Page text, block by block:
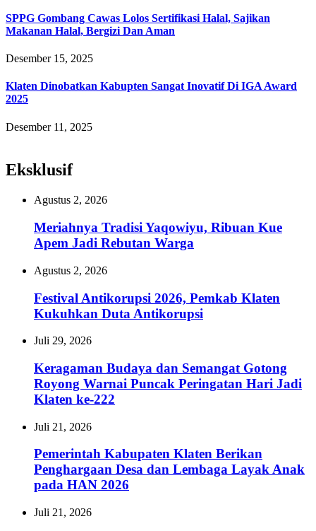
SPPG Gombang Cawas Lolos Sertifikasi Halal, Sajikan
Makanan Halal, Bergizi Dan Aman
Desember 15, 2025
Klaten Dinobatkan Kabupten Sangat Inovatif Di IGA Award
2025
Desember 11, 2025
Eksklusif
Agustus 2, 2026
Meriahnya Tradisi Yaqowiyu, Ribuan Kue
Apem Jadi Rebutan Warga
Agustus 2, 2026
Festival Antikorupsi 2026, Pemkab Klaten
Kukuhkan Duta Antikorupsi
Juli 29, 2026
Keragaman Budaya dan Semangat Gotong
Royong Warnai Puncak Peringatan Hari Jadi
Klaten ke-222
Juli 21, 2026
Pemerintah Kabupaten Klaten Berikan
Penghargaan Desa dan Lembaga Layak Anak
pada HAN 2026
Juli 21, 2026